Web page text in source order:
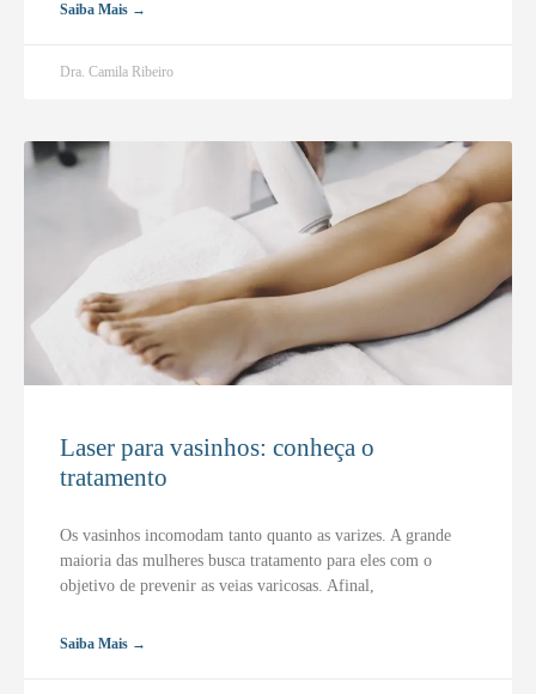
Saiba Mais →
Dra. Camila Ribeiro
Laser para vasinhos: conheça o
tratamento
Os vasinhos incomodam tanto quanto as varizes. A grande
maioria das mulheres busca tratamento para eles com o
objetivo de prevenir as veias varicosas. Afinal,
Saiba Mais →